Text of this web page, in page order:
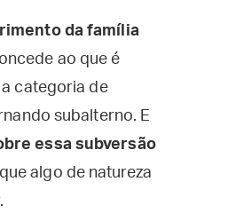
da família
ao que é
categoria de
subalterno. E
essa subversão
algo de natureza